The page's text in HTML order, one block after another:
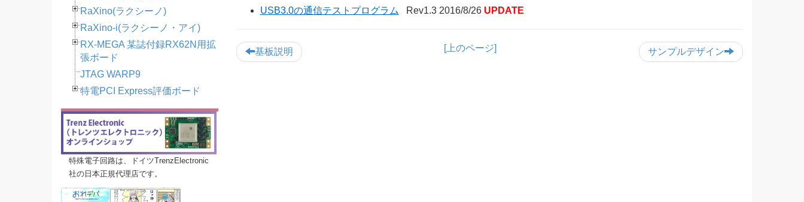
RaXino(ラクシーノ)
RaXino-i(ラクシーノ・アイ)
RX-MEGA 某誌付録RX62N用拡
張ボード
JTAG WARP9
特電PCI Express評価ボード
特殊電子回路は、ドイツTrenzElectronic
社の日本正規代理店です。
USB3.0の通信テストプログラム Rev1.3 2016/8/26 UPDATE
基板説明 サンプルデザイン
[上のページ]